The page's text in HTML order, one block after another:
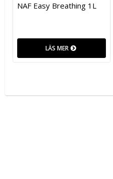
NAF Easy Breathing 1L
LÄS MER